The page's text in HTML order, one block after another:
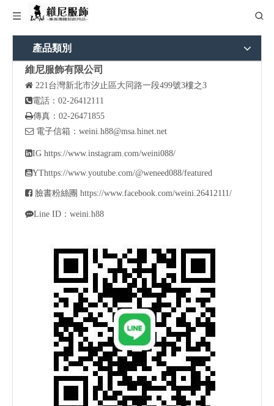
產品類別
維尼服飾有限公司
 221台灣新北市汐止區大同路一段499號3樓之3
電話：02-26412111
傳真：02-26471855
 電子信箱： weini.h88@msa.hinet.net
IG https://www.instagram.com/weini088/
YThttps://www.youtube.com/@weneed088/featured
 臉書粉絲團 https://www.facebook.com/weini.26412111/
Line ID：weini.h88